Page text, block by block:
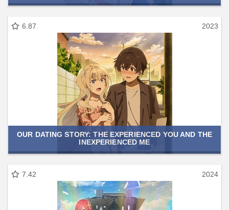
6.87 2023
OUR DATING STORY: THE EXPERIENCED YOU AND THE
INEXPERIENCED ME
7.42 2024